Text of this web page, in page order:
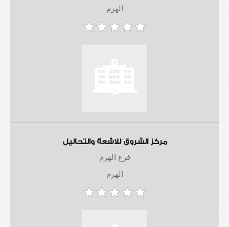
الهرم
مركز الشروق للاشعة والتحاليل
فرع الهرم
الهرم